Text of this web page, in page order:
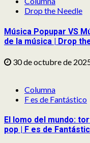
Drop the Needle
Música Popupar VS
de la música | Drop
30 de octubre de
Columna
F es de Fantástico
El lomo del mundo:
pop | F es de